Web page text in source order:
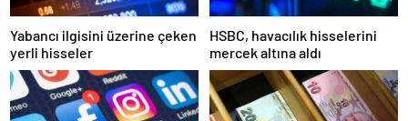
Yabancı ilgisini üzerine çeken
yerli hisseler
HSBC, havacılık hisselerini
mercek altına aldı